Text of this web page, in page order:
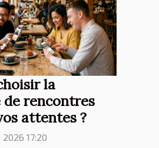
la
rencontres
attentes ?
17:20